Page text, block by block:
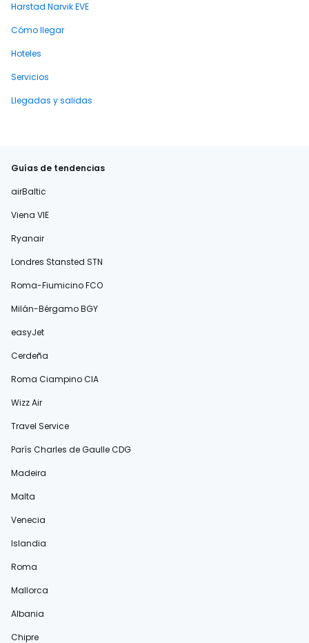
Harstad Narvik EVE
Cómo llegar
Hoteles
Servicios
Llegadas y salidas
Guías de tendencias
airBaltic
Viena VIE
Ryanair
Londres Stansted STN
Roma-Fiumicino FCO
Milán-Bérgamo BGY
easyJet
Cerdeña
Roma Ciampino CIA
Wizz Air
Travel Service
París Charles de Gaulle CDG
Madeira
Malta
Venecia
Islandia
Roma
Mallorca
Albania
Chipre